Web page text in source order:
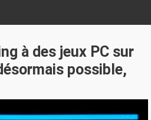
à des jeux PC sur
possible,